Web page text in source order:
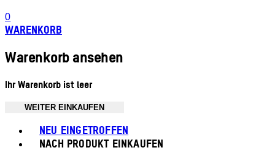
0
WARENKORB
Warenkorb ansehen
Ihr Warenkorb ist leer
WEITER EINKAUFEN
NEU EINGETROFFEN
NACH PRODUKT EINKAUFEN